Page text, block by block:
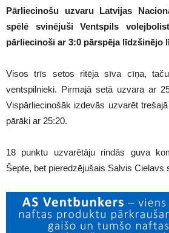
Pārliecinošu uzvaru Latvijas
spēlē svinējuši Ventspils
pārliecinoši ar 3:0 pārspēja līdzšinējo
Visos trīs setos ritēja sīva cīņa,
ventspilnieki. Pirmajā setā uzvara ar
Vispārliecinošāk izdevās uzvarēt
pārāki ar 25:20.
18 punktu uzvarētāju rindās guva
Šepte, bet pieredzējušais Salvis Cielavs